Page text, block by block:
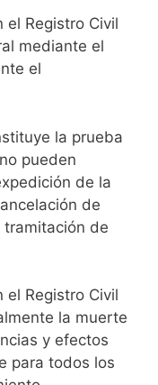
el Registro Civil
mediante el
el
la prueba
pueden
de la
de
de
el Registro Civil
la muerte
y efectos
para todos los